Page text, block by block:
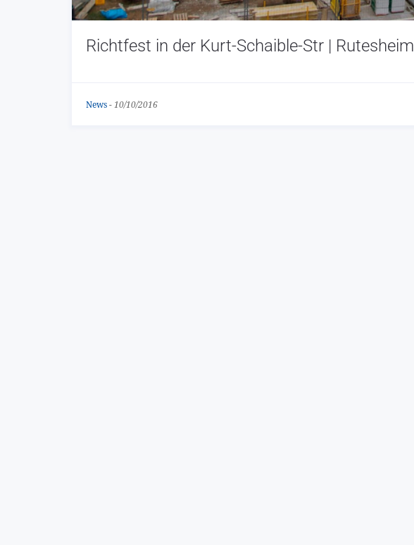
Richtfest in der Kurt-Schaible-Str | Rutesheim
News - 10/10/2016